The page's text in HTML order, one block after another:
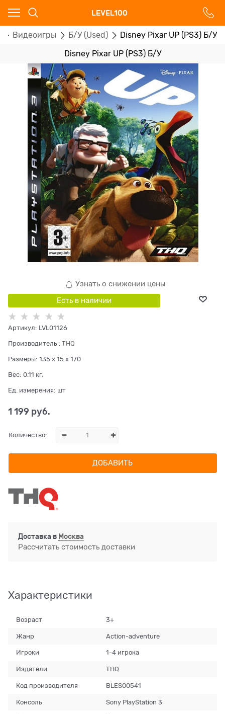
LEVEL100
Видеоигры Б/У (Used) Disney Pixar UP (PS3) Б/У
Disney Pixar UP (PS3) Б/У
Узнать о снижении цены
Есть в наличии
Артикул: LVL01126
Производитель : THQ
Размеры: 135 x 15 x 170
Вес: 0.11 кг.
Ед. измерения: шт
1 199 руб.
Количество:
ДОБАВИТЬ
Доставка в Москва
Рассчитать стоимость доставки
Характеристики
Возраст 3+
Жанр Action-adventure
Игроки 1-4 игрока
Издатели THQ
Код производителя BLES00541
Консоль Sony PlayStation 3
Ваш город - Москва,
угадали?
ДА НЕТ